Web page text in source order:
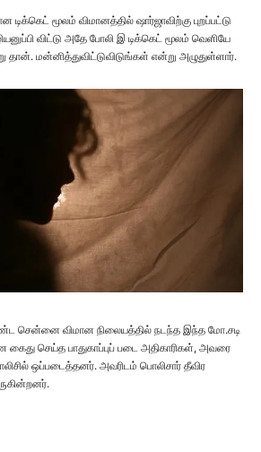
மூலம் விமானத்தில் ஷார்ஜாவிற்கு புறப்பட்டு
விட்டு அதே போலி இ டிக்கெட் மூலம் வெளியே
மன்னித்துவிட்டுவிடுங்கள் என்று அழுதுள்ளார்.
சென்னை விமான நிலையத்தில் நடந்த இந்த மோ.சடி
செய்த பாதுகாப்புப் படை அதிகாரிகள், அவரை
ஒப்படைத்தனர். அவரிடம் பொலிசார் தீவிர